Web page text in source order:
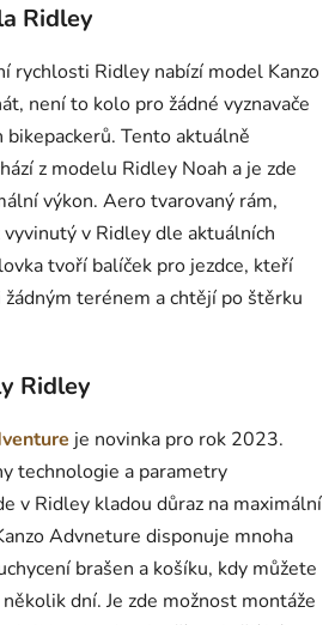
Ridley
rychlosti Ridley nabízí model Kanzo
není to kolo pro žádné vyznavače
Tento aktuálně
z modelu Ridley Noah a je zde
výkon. Aero tvarovaný rám,
v Ridley dle aktuálních
tvoří balíček pro jezdce, kteří
terénem a chtějí po štěrku
Ridley
je novinka pro rok 2023.
technologie a parametry
v Ridley kladou důraz na maximální
Advneture disponuje mnoha
brašen a košíku, kdy můžete
dní. Je zde možnost montáže